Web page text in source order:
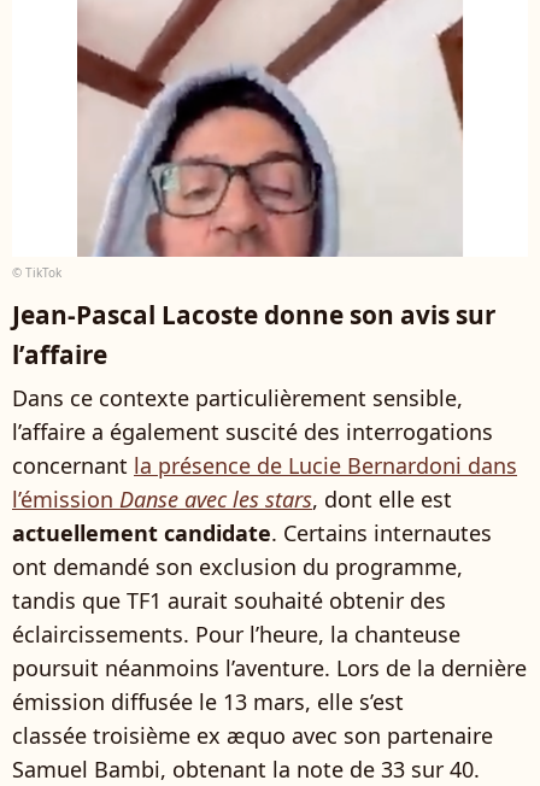
© TikTok
Jean-Pascal Lacoste donne son avis sur
l’affaire
Dans ce contexte particulièrement sensible,
l’affaire a également suscité des interrogations
concernant la présence de Lucie Bernardoni dans
l’émission Danse avec les stars, dont elle est
actuellement candidate. Certains internautes
ont demandé son exclusion du programme,
tandis que TF1 aurait souhaité obtenir des
éclaircissements. Pour l’heure, la chanteuse
poursuit néanmoins l’aventure. Lors de la dernière
émission diffusée le 13 mars, elle s’est
classée troisième ex æquo avec son partenaire
Samuel Bambi, obtenant la note de 33 sur 40.